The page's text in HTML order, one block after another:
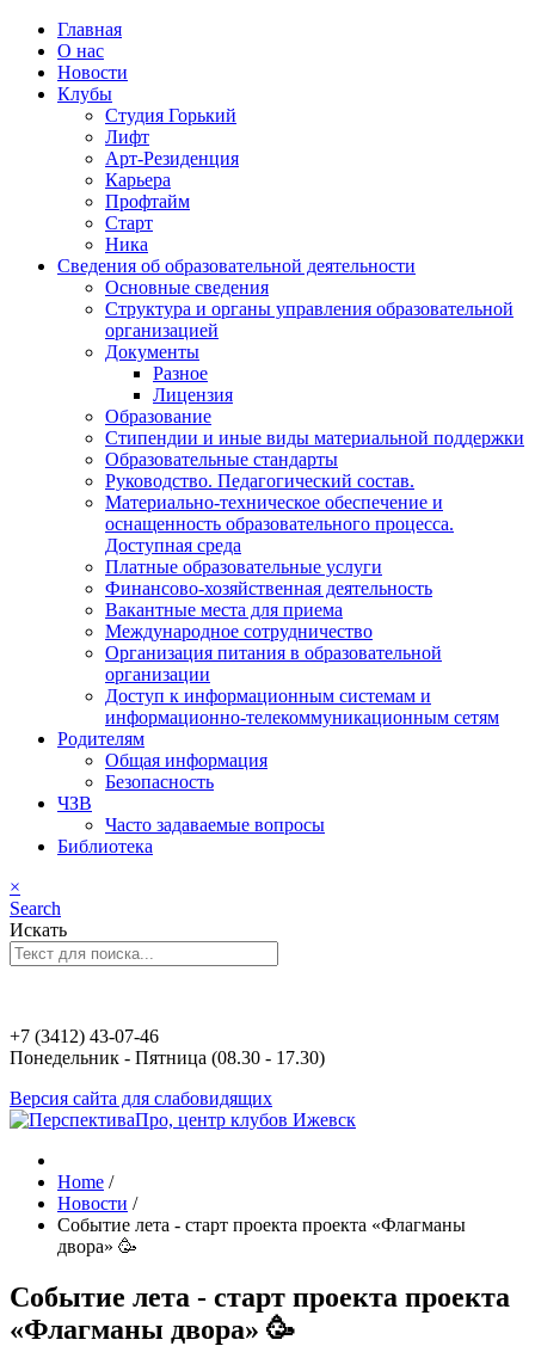
Главная
О нас
Новости
Клубы
Студия Горький
Лифт
Арт-Резиденция
Карьера
Профтайм
Старт
Ника
Сведения об образовательной деятельности
Основные сведения
Структура и органы управления образовательной
организацией
Документы
Разное
Лицензия
Образование
Стипендии и иные виды материальной поддержки
Образовательные стандарты
Руководство. Педагогический состав.
Материально-техническое обеспечение и
оснащенность образовательного процесса.
Доступная среда
Платные образовательные услуги
Финансово-хозяйственная деятельность
Вакантные места для приема
Международное сотрудничество
Организация питания в образовательной
организации
Доступ к информационным системам и
информационно-телекоммуникационным сетям
Родителям
Общая информация
Безопасность
ЧЗВ
Часто задаваемые вопросы
Библиотека
×
Search
Искать
+7 (3412) 43-07-46
Понедельник - Пятница (08.30 - 17.30)
Версия сайта для слабовидящих
Home /
Новости /
Событие лета - старт проекта проекта «Флагманы
двора» 🥳
Событие лета - старт проекта проекта
«Флагманы двора» 🥳